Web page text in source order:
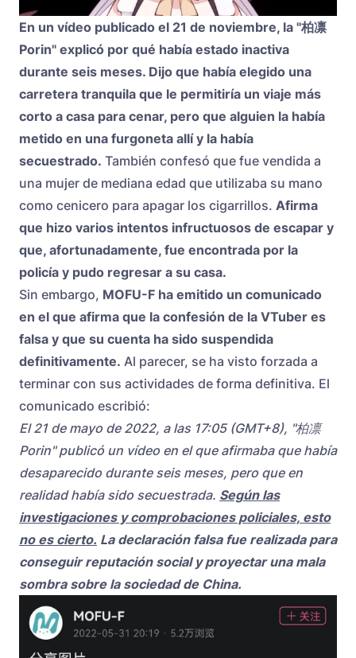
En un vídeo publicado el 21 de noviembre, la "柏凛
Porin" explicó por qué había estado inactiva
durante seis meses. Dijo que había elegido una
carretera tranquila que le permitiría un viaje más
corto a casa para cenar, pero que alguien la había
metido en una furgoneta allí y la había
secuestrado. También confesó que fue vendida a
una mujer de mediana edad que utilizaba su mano
como cenicero para apagar los cigarrillos. Afirma
que hizo varios intentos infructuosos de escapar y
que, afortunadamente, fue encontrada por la
policía y pudo regresar a su casa.
Sin embargo, MOFU-F ha emitido un comunicado
en el que afirma que la confesión de la VTuber es
falsa y que su cuenta ha sido suspendida
definitivamente. Al parecer, se ha visto forzada a
terminar con sus actividades de forma definitiva. El
comunicado escribió:
El 21 de mayo de 2022, a las 17:05 (GMT+8), "柏凛
Porin" publicó un vídeo en el que afirmaba que había
desaparecido durante seis meses, pero que en
realidad había sido secuestrada. Según las
investigaciones y comprobaciones policiales, esto
no es cierto. La declaración falsa fue realizada para
conseguir reputación social y proyectar una mala
sombra sobre la sociedad de China.